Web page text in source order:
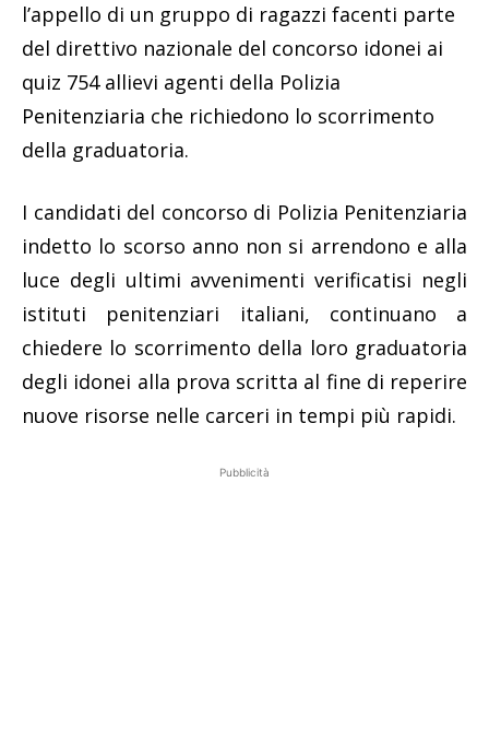
l’appello di un gruppo di ragazzi facenti parte
del direttivo nazionale del concorso idonei ai
quiz 754 allievi agenti della Polizia
Penitenziaria che richiedono lo scorrimento
della graduatoria.
I candidati del concorso di Polizia Penitenziaria
indetto lo scorso anno non si arrendono e alla
luce degli ultimi avvenimenti verificatisi negli
istituti penitenziari italiani, continuano a
chiedere lo scorrimento della loro graduatoria
degli idonei alla prova scritta al fine di reperire
nuove risorse nelle carceri in tempi più rapidi.
Pubblicità